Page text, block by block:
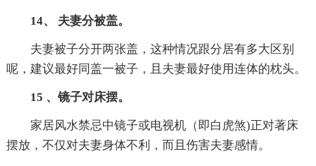
14、 夫妻分被盖。
夫妻被子分开两张盖，这种情况跟分居有多大区别
呢，建议最好同盖一被子，且夫妻最好使用连体的枕头。
15 、镜子对床摆。
家居风水禁忌中镜子或电视机（即白虎煞)正对著床
摆放，不仅对夫妻身体不利，而且伤害夫妻感情。